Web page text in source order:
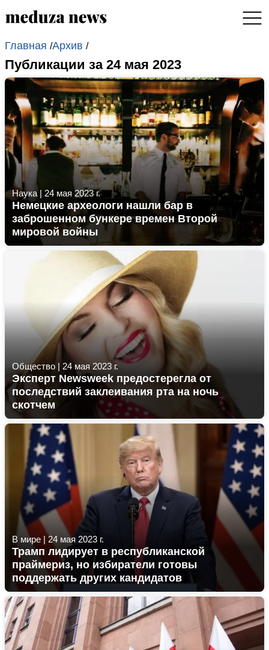
Главная /Архив /
Публикации за 24 мая 2023
Наука| 24 мая 2023 г.
Немецкие археологи нашли бар в
заброшенном бункере времен Второй
мировой войны
Общество | 24 мая 2023 г.
Эксперт Newsweek предостерегла от
последствий заклеивания рта на ночь
скотчем
В мире | 24 мая 2023 г.
Трамп лидирует в республиканской
праймериз, но избиратели готовы
поддержать других кандидатов